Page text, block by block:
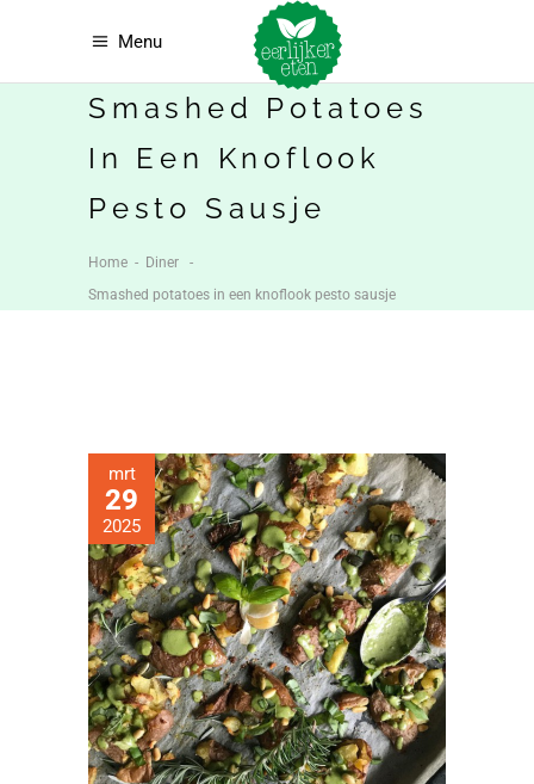
Menu
Smashed Potatoes
In Een Knoflook
Pesto Sausje
Home - Diner
-
Smashed potatoes in een knoflook pesto sausje
mrt
29
2025